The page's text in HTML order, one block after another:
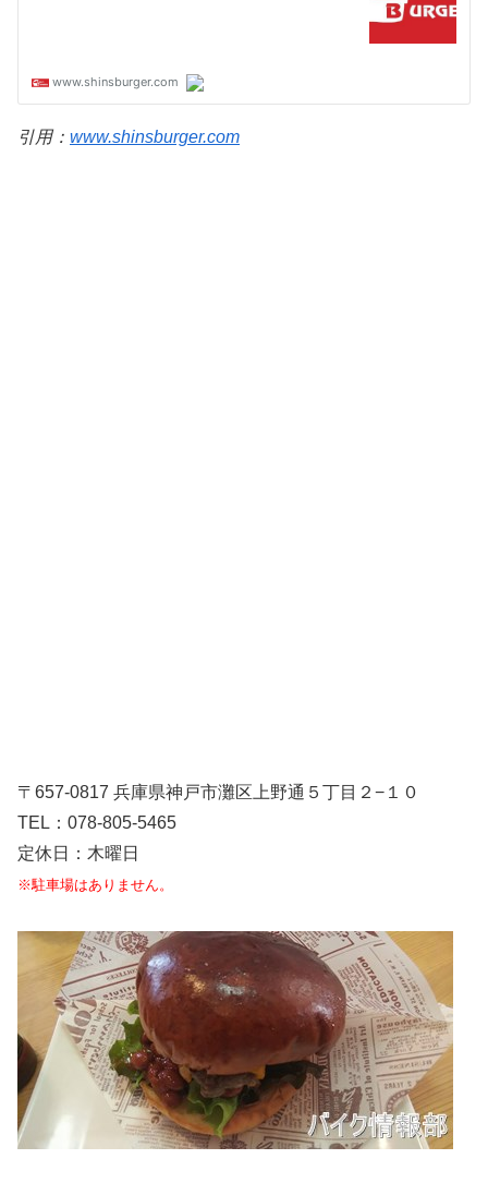
引用： www.shinsburger.com
〒657-0817 兵庫県神戸市灘区上野通５丁目２−１０
TEL：078-805-5465
定休日：木曜日
※駐車場はありません。